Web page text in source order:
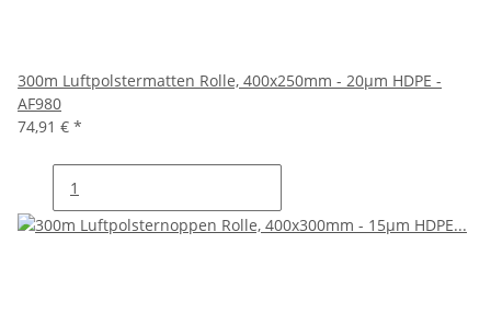
300m Luftpolstermatten Rolle, 400x250mm - 20µm HDPE -
AF980
74,91 € *